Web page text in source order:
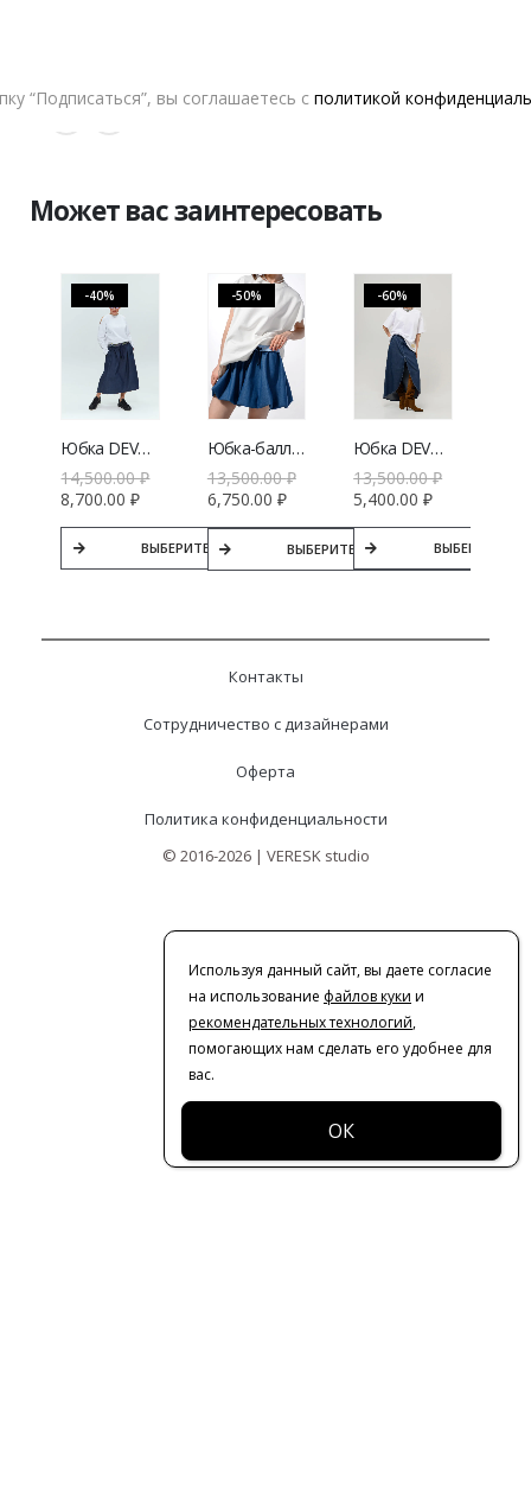
Может вас заинтересовать
-40%
Юбка DEVO4KA с эластичным поясом
14,500.00₽
8,700.00₽
ВЫБЕРИТЕ ПАРАМЕТРЫ
-50%
Юбка-баллон V|L
13,500.00₽
6,750.00 ₽
ВЫБЕРИТЕ ПАРАМЕТРЫ
-60%
Юбка DEVO4KA с разрезом спереди
13,500.00₽
5,400.00₽
ВЫБЕРИТЕ
Контакты
Сотрудничество с дизайнерами
Оферта
Политика конфиденциальности
© 2016-2026 | VERESK studio
Используя данный сайт, вы даете согласие
на использование файлов куки и
рекомендательных технологий,
помогающих нам сделать его удобнее для
вас.
“Подписаться”, вы соглашаетесь с политикой